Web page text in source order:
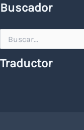
Buscador
por:
Traductor